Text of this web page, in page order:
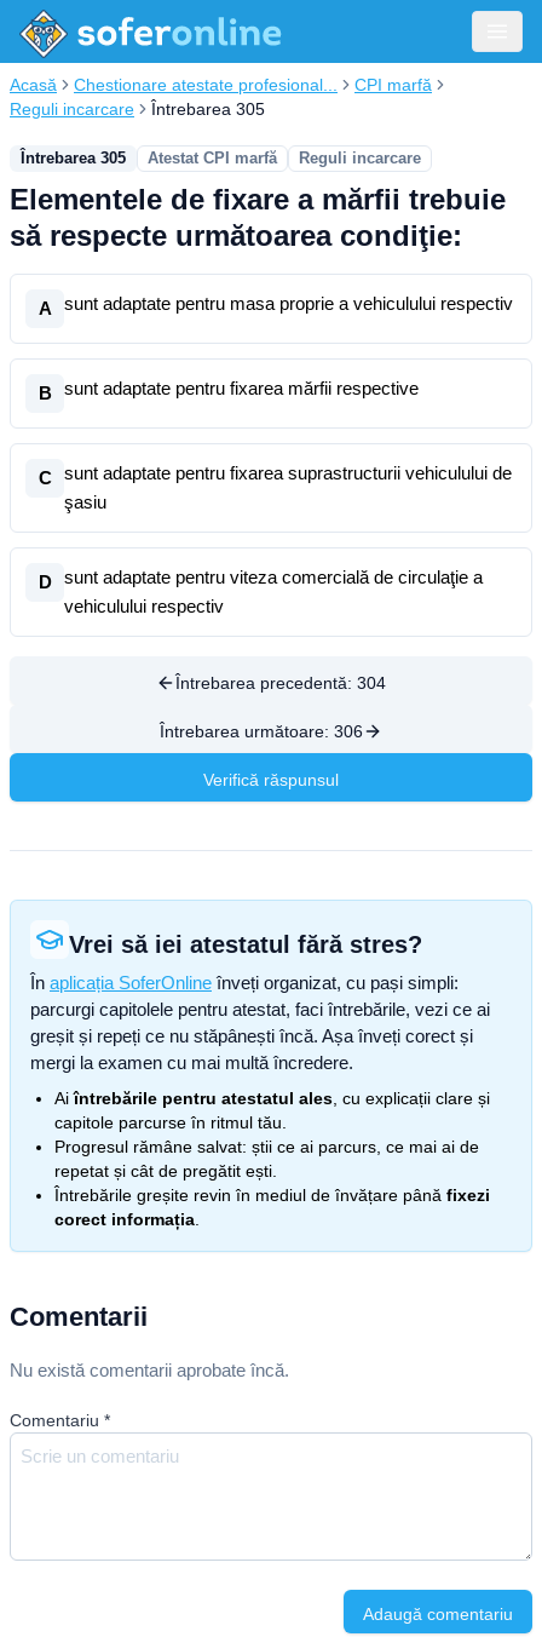
Acasă Chestionare atestate profesional...
CPI marfă
Reguli incarcare
Întrebarea 305
Întrebarea 305 Atestat CPI marfă Reguli incarcare
Elementele de fixare a mărfii trebuie
să respecte următoarea condiţie:
A sunt adaptate pentru masa proprie a vehiculului respectiv
B sunt adaptate pentru fixarea mărfii respective
C
sunt adaptate pentru fixarea suprastructurii vehiculului de
şasiu
D
sunt adaptate pentru viteza comercială de circulaţie a
vehiculului respectiv
Întrebarea precedentă: 304
Întrebarea următoare: 306
Verifică răspunsul
Vrei să iei atestatul fără stres?
În aplicația SoferOnline înveți organizat, cu pași simpli:
parcurgi capitolele pentru atestat, faci întrebările, vezi ce ai
greșit și repeți ce nu stăpânești încă. Așa înveți corect și
mergi la examen cu mai multă încredere.
Aiîntrebările pentru atestatul ales , cu explicații clare și
capitole parcurse în ritmul tău.
Progresul rămâne salvat: știi ce ai parcurs, ce mai ai de
repetat și cât de pregătit ești.
Întrebările greșite revin în mediul de învățare până fixezi
corect informația
Comentarii
Nu există comentarii aprobate încă.
Comentariu *
Adaugă comentariu